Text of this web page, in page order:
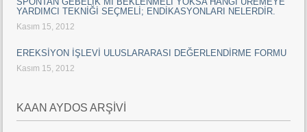
YARDIMCI TEKNİĞİ SEÇMELİ; ENDİKASYONLARI NELERDİR.
Kasım 15, 2012
EREKSİYON İŞLEVİ ULUSLARARASI DEĞERLENDİRME FORMU
Kasım 15, 2012
KAAN AYDOS ARŞİVİ